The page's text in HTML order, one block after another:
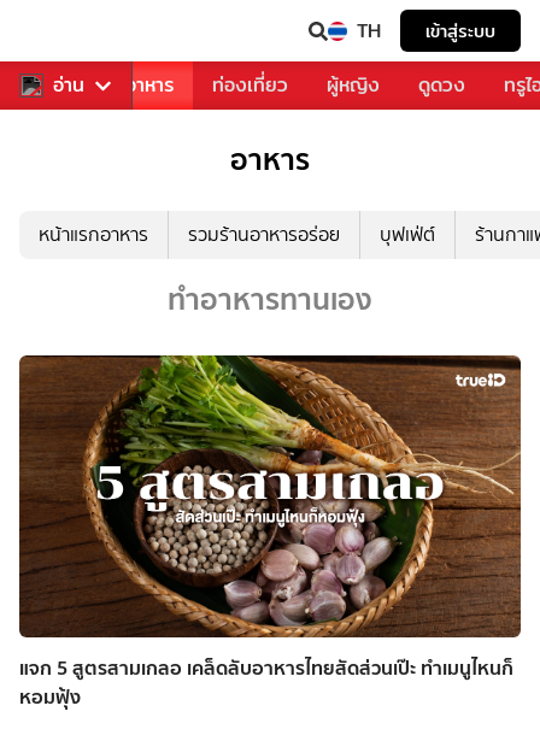
TH เข้าสู่ระบบ
อ่าน
การเพลง อาหาร ท่องเที่ยว ผู้หญิง ดูดวง ทรู
อาหาร
หน้าแรกอาหาร รวมร้านอาหารอร่อย บุฟเฟ่ต์ ร้านกา
ทำอาหารทานเอง
แจก 5 สูตรสามเกลอ เคล็ดลับอาหารไทยสัดส่วนเป๊ะ ทำเมนูไหนก็
หอมฟุ้ง